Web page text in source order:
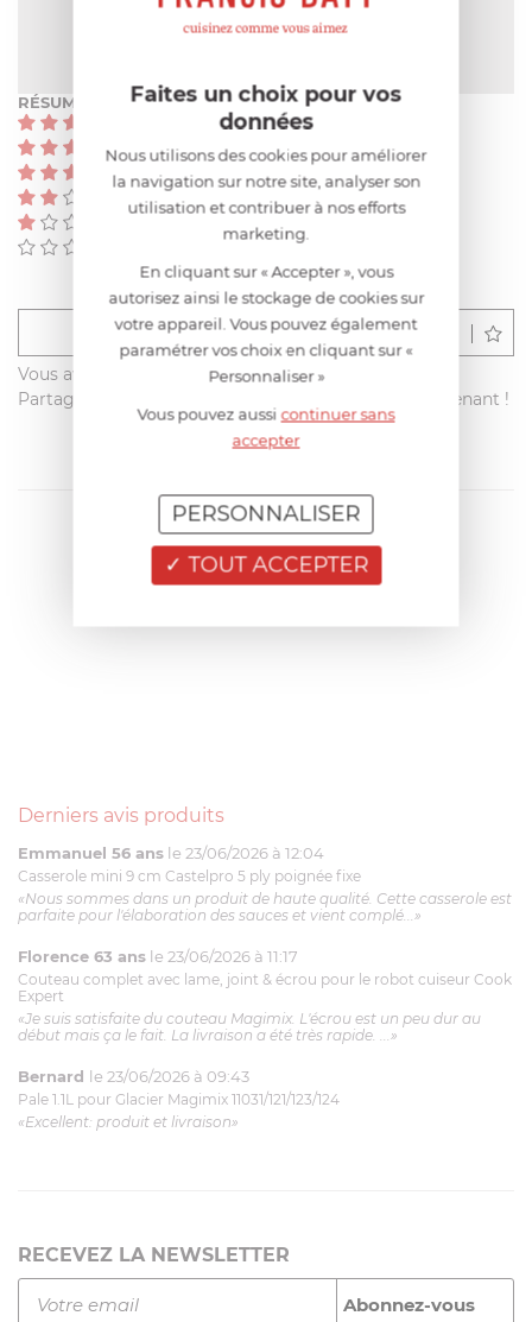
NOTE MOYENNE
RÉSUMÉ
(0)
(0)
(0)
Déposer un avis
Vous avez acheté ce produit sur francisbatt.com ?
Partagez votre avis avec les autres clients dès maintenant !
Derniers avis produits
Emmanuel 56 ans le 23/06/2026 à 12:04
Casserole mini 9 cm Castelpro 5 ply poignée fixe
«Nous sommes dans un produit de haute qualité. Cette casserole est
parfaite pour l'élaboration des sauces et vient complé...»
Florence 63 ans le 23/06/2026 à 11:17
Couteau complet avec lame, joint & écrou pour le robot cuiseur Cook
Expert
«Je suis satisfaite du couteau Magimix. L'écrou est un peu dur au
début mais ça le fait. La livraison a été très rapide. ...»
Bernard le 23/06/2026 à 09:43
Pale 1.1L pour Glacier Magimix 11031/121/123/124
«Excellent: produit et livraison»
RECEVEZ LA NEWSLETTER
Faites un choix pour vos
données
Nous utilisons des cookies pour améliorer
la navigation sur notre site, analyser son
utilisation et contribuer à nos efforts
marketing.
En cliquant sur « Accepter », vous
autorisez ainsi le stockage de cookies sur
votre appareil. Vous pouvez également
paramétrer vos choix en cliquant sur «
Personnaliser »
Vous pouvez aussicontinuer sans
accepter
TOUT ACCEPTER
PERSONNALISER